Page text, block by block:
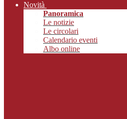
Novità
Panoramica
Le notizie
Le circolari
Calendario eventi
Albo online